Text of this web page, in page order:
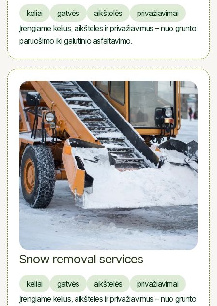
keliai gatvės aikštelės
privažiavimai
Įrengiame kelius, aikšteles ir privažiavimus – nuo grunto
paruošimo iki galutinio asfaltavimo.
Snow removal services
keliai gatvės aikštelės
privažiavimai
Įrengiame kelius, aikšteles ir privažiavimus – nuo grunto